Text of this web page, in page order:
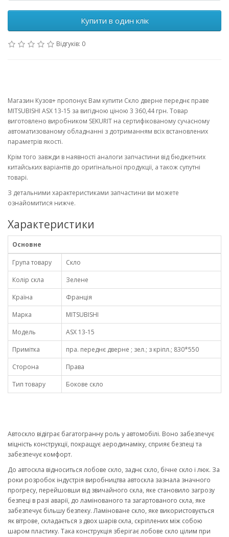
Купити в один клік
Відгуків: 0
Магазин Кузов+ пропонує Вам купити Скло дверне переднє праве
MITSUBISHI ASX 13-15 за вигідною ціною 3 360,44 грн. Товар
виготовлено виробником SEKURIT на сертифікованому сучасному
автоматизованому обладнанні з дотриманням всіх встановлених
параметрів якості.
Крім того завжди в наявності аналоги запчастини від бюджетних
китайських варіантів до оригінальної продукції, а також супутні
товарі.
З детальними характеристиками запчастини ви можете
ознайомитися нижче.
Характеристики
Основне
Група товару
Скло
Колір скла
Зелене
Країна
Франція
Марка
MITSUBISHI
Модель
ASX 13-15
Примітка
пра. переднє дверне ; зел.; з кріпл.; 830*550
Сторона
Права
Тип товару
Бокове скло
Автоскло відіграє багатогранну роль у автомобілі. Воно забезпечує
міцність конструкції, покращує аеродинаміку, сприяє безпеці та
забезпечує комфорт.
До автоскла відноситься лобове скло, заднє скло, бічне скло і люк. За
роки розробок індустрія виробництва автоскла зазнала значного
прогресу, перейшовши від звичайного скла, яке становило загрозу
безпеці в разі аварії, до ламінованого та загартованого скла, яке
забезпечує більшу безпеку. Ламіноване скло, яке використовується
як вітрове, складається з двох шарів скла, скріплених між собою
шаром пластику. Така конструкція зберігає лобове скло цілим при